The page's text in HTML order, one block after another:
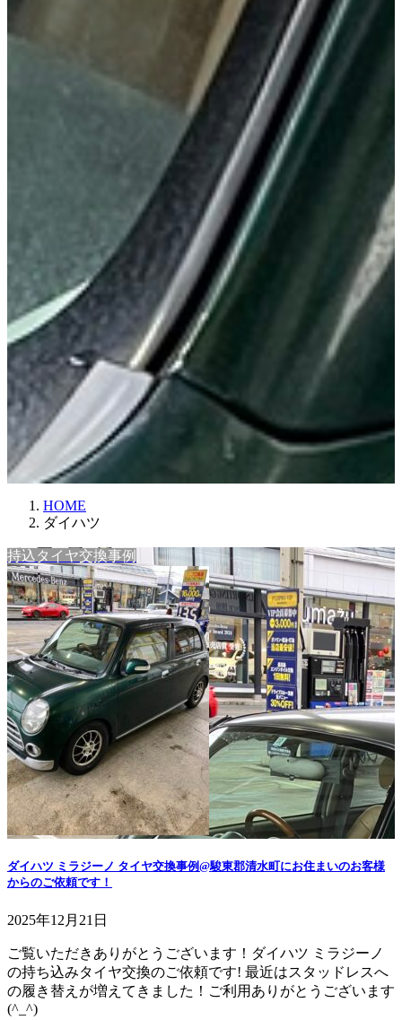
HOME
ダイハツ
持込タイヤ交換事例
ダイハツ ミラジーノ タイヤ交換事例@駿東郡清水町にお住まいのお客様
からのご依頼です！
2025年12月21日
ご覧いただきありがとうございます！ダイハツ ミラジーノ
の持ち込みタイヤ交換のご依頼です! 最近はスタッドレスへ
の履き替えが増えてきました！ご利用ありがとうございます
(^_^)